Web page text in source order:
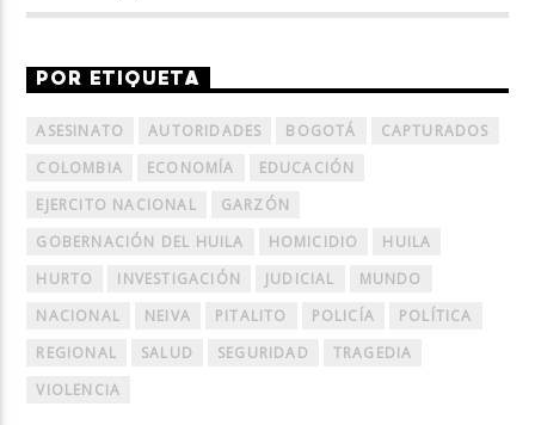
POR ETIQUETA
ASESINATO AUTORIDADES BOGOTÁ
CAPTURADOS
COLOMBIA
ECONOMÍA
EDUCACIÓN
EJERCITO NACIONAL
GARZÓN
GOBERNACIÓN DEL HUILA
HOMICIDIO
HUILA
HURTO
INVESTIGACIÓN JUDICIAL
MUNDO
NACIONAL
NEIVA PITALITO POLICÍA
POLÍTICA
REGIONAL
SALUD SEGURIDAD
TRAGEDIA
VIOLENCIA